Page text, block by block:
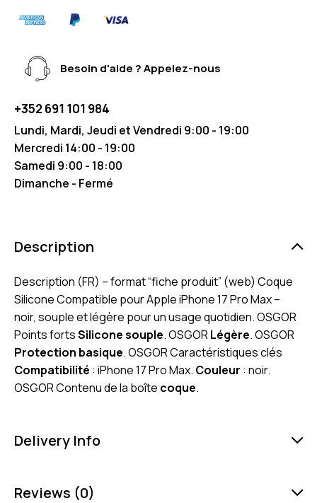
Besoin d'aide ? Appelez-nous
+352 691 101 984
Lundi, Mardi, Jeudi et Vendredi 9:00 - 19:00
Mercredi 14:00 - 19:00
Samedi 9:00 - 18:00
Dimanche - Fermé
Description
Description (FR) – format “fiche produit” (web) Coque
Silicone Compatible pour Apple iPhone 17 Pro Max –
noir, souple et légère pour un usage quotidien. OSGOR
Points fortsSilicone souple. OSGORLégère. OSGOR
Protection basique. OSGOR Caractéristiques clés
Compatibilité : iPhone 17 Pro Max. Couleur : noir.
OSGOR Contenu de la boîte coque.
Delivery Info
Reviews (0)